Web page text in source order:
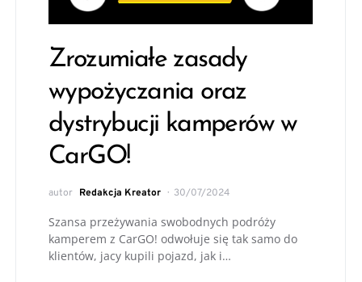
Zrozumiałe zasady
wypożyczania oraz
dystrybucji kamperów w
CarGO!
autor Redakcja Kreator 30/07/2024
Szansa przeżywania swobodnych podróży
kamperem z CarGO! odwołuje się tak samo do
klientów, jacy kupili pojazd, jak i…